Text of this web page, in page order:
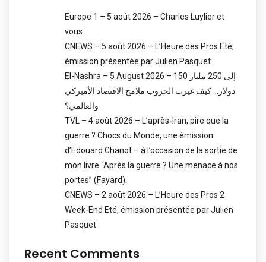
Europe 1 – 5 août 2026 – Charles Luylier et
vous
CNEWS – 5 août 2026 – L’Heure des Pros Eté,
émission présentée par Julien Pasquet
El-Nashra – 5 August 2026 – 150 إلى 250 مليار
دولار… كيف غيرت الحروب ملامح الاقتصاد الأميركي
والعالمي؟
TVL – 4 août 2026 – L’après-Iran, pire que la
guerre ? Chocs du Monde, une émission
d’Edouard Chanot – à l’occasion de la sortie de
mon livre “Après la guerre ? Une menace à nos
portes” (Fayard).
CNEWS – 2 août 2026 – L’Heure des Pros 2
Week-End Eté, émission présentée par Julien
Pasquet
Recent Comments